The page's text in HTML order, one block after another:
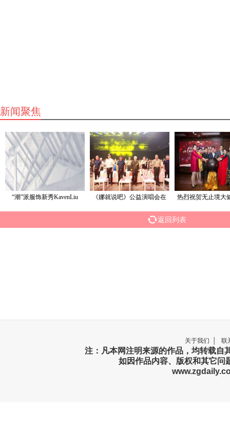
新闻聚焦
“潮”派服饰新秀KavenLiu
DIMOR
《娜就说吧》公益演唱会在
中央电
热烈祝贺无止境大
与金大
返回列表
关于我们 │联
注：凡本网注明来源的作品，均转载自
如因作品内容、版权和其它问